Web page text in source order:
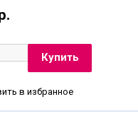
в избранное